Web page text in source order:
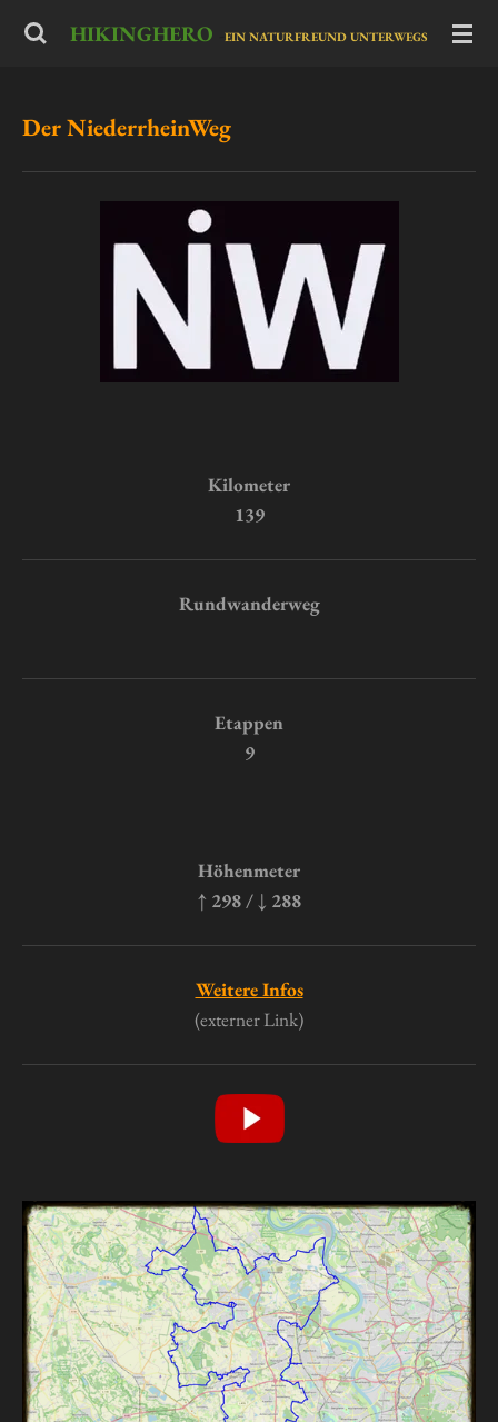
Zum
HIKINGHERO EIN NATURFREUND UNTERWEGS
Der NiederrheinWeg
Kilometer
139
Rundwanderweg
Etappen
9
Höhenmeter
↑ 298 / ↓ 288
Weitere Infos
(externer Link)